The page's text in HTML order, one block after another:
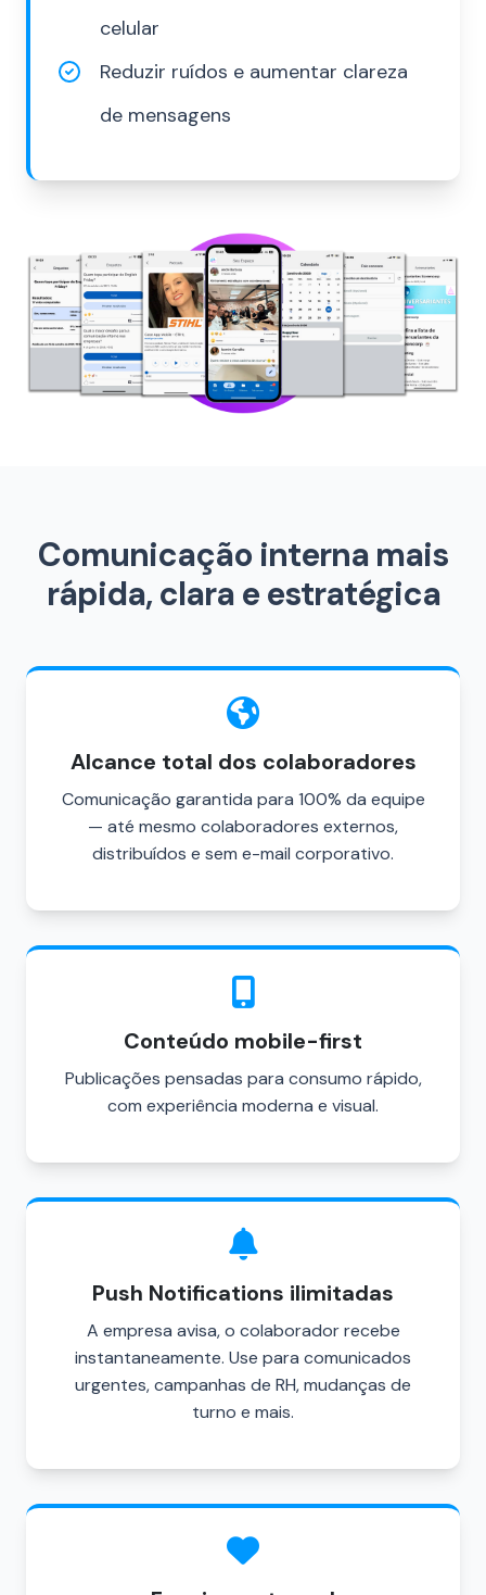
celular
Reduzir ruídos e aumentar clareza
de mensagens
Comunicação interna mais
rápida, clara e estratégica
Alcance total dos colaboradores
Comunicação garantida para 100% da equipe
— até mesmo colaboradores externos,
distribuídos e sem e-mail corporativo.
Conteúdo mobile-first
Publicações pensadas para consumo rápido,
com experiência moderna e visual.
Push Notifications ilimitadas
A empresa avisa, o colaborador recebe
instantaneamente. Use para comunicados
urgentes, campanhas de RH, mudanças de
turno e mais.